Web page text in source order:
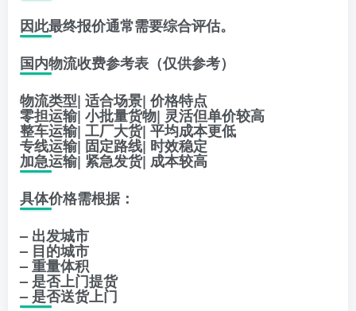
因此最终报价通常需要综合评估。
国内物流收费参考表（仅供参考）
物流类型| 适合场景| 价格特点
零担运输| 小批量货物| 灵活但单价较高
整车运输| 工厂大货| 平均成本更低
专线运输| 固定路线| 时效稳定
加急运输| 紧急发货| 成本较高
具体价格需根据：
– 出发城市
– 目的城市
– 重量体积
– 是否上门提货
– 是否送货上门